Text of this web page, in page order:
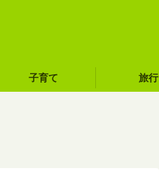
子育て 旅行